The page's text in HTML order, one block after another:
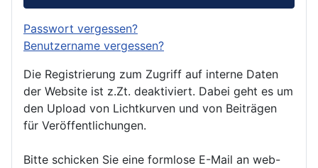
Passwort vergessen?
Benutzername vergessen?
Die Registrierung zum Zugriff auf interne Daten
der Website ist z.Zt. deaktiviert. Dabei geht es um
den Upload von Lichtkurven und von Beiträgen
für Veröffentlichungen.
Bitte schicken Sie eine formlose E-Mail an web-